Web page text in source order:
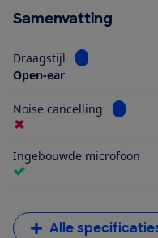
Samenvatting
Draagstijl
Bekijk
Open-ear
Noise cancelling Bekijk
Ingebouwde microfoon
Alle